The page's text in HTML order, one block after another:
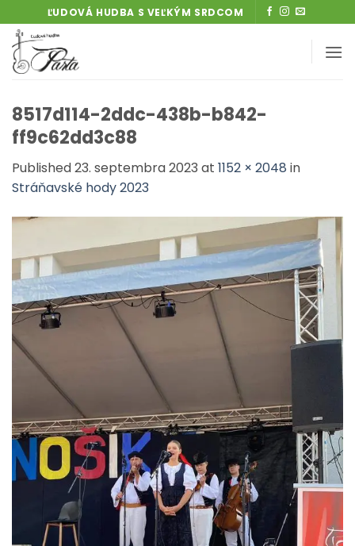
to
content
ĽUDOVÁ HUDBA S VEĽKÝM SRDCOM
8517d114-2ddc-438b-b842-
ff9c62dd3c88
Published23. septembra 2023 at 1152 × 2048 in
Stráňavské hody 2023